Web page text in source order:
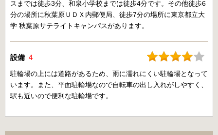
スまでは徒歩3分、和泉小学校までは徒歩4分です。その他徒歩6
分の場所に秋葉原ＵＤＸ内郵便局、徒歩7分の場所に東京都立大
学 秋葉原サテライトキャンパスがあります。
設備 4
駐輪場の上には道路があるため、雨に濡れにくい駐輪場となって
います。また、平面駐輪場なので自転車の出し入れがしやすく、
駅も近いので便利な駐輪場です。